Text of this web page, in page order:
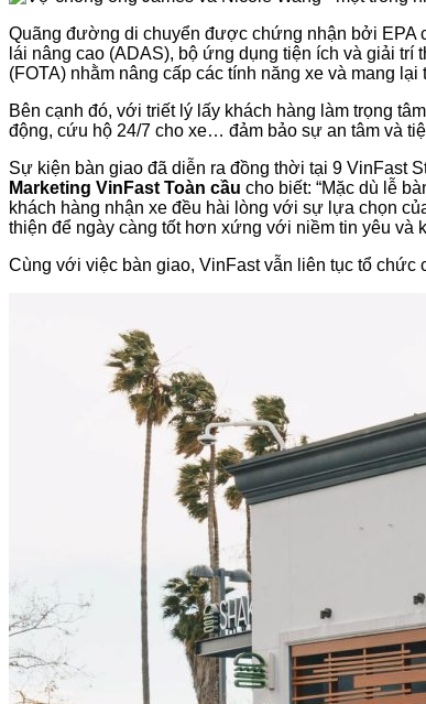
Quãng đường di chuyển được chứng nhận bởi EPA
lái nâng cao (ADAS), bộ ứng dụng tiện ích và giải
(FOTA) nhằm nâng cấp các tính năng xe và mang
Bên cạnh đó, với triết lý lấy khách hàng làm trọng
động, cứu hộ 24/7 cho xe… đảm bảo sự an tâm và
Sự kiện bàn giao đã diễn ra đồng thời tại 9 VinFast
Marketing VinFast Toàn cầu cho biết: “Mặc dù lễ
khách hàng nhận xe đều hài lòng với sự lựa chọn
thiện để ngày càng tốt hơn xứng với niềm tin yêu và
Cùng với việc bàn giao, VinFast vẫn liên tục tổ